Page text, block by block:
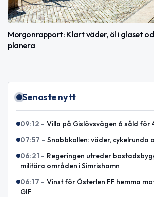
Morgonrapport: Klart väder, öl i glaset
planera
Senaste nytt
09:12 – Villa på Gislövsvägen 6 såld för
07:57 – Snabbkollen: väder, cykelrunda
06:21 – Regeringen utreder
militära områden i Simrishamn
06:17 – Vinst för Österlen FF hemma
GIF